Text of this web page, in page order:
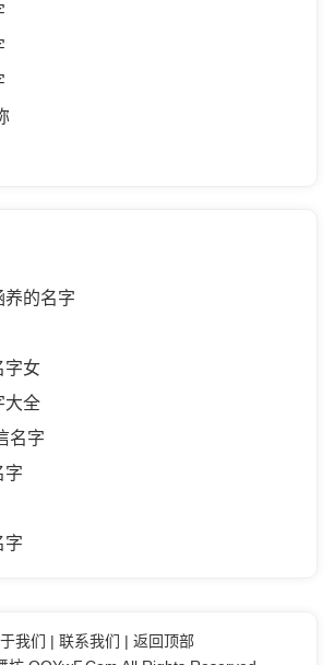
养的名字
字女
大全
名字
字
字
我们 | 联系我们 | 返回顶部